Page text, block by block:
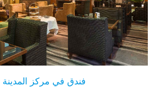
فندق في مركز المدينة